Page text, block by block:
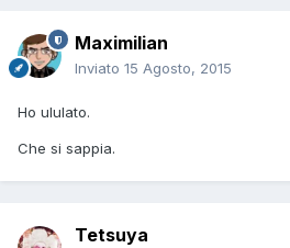
Maximilian
Inviato 15 Agosto, 2015
Ho ululato.
Che si sappia.
Tetsuya